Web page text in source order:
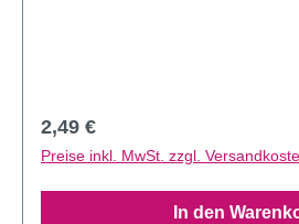
Regulärer Preis:
2,49 €
Preise inkl. MwSt. zzgl.
In den